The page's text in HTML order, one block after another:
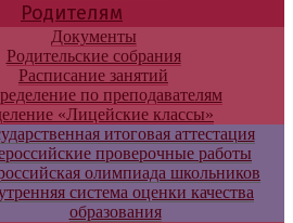
Родителям
Документы
Родительские собрания
Расписание занятий
по преподавателям
«Лицейские классы»
итоговая аттестация
проверочные работы
олимпиада школьников
система оценки качества
образования